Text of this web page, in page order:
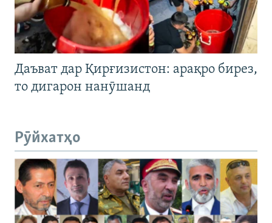
Даъват дар Қирғизистон: арақро бирез,
то дигарон нанӯшанд
Рӯйхатҳо